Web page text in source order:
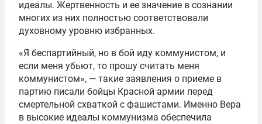
идеалы. Жертвенность и ее значение в сознании
многих из них полностью соответствовали
духовному уровню избранных.
«Я беспартийный, но в бой иду коммунистом, и
если меня убьют, то прошу считать меня
коммунистом», — такие заявления о приеме в
партию писали бойцы Красной армии перед
смертельной схваткой с фашистами. Именно Вера
в высокие идеалы коммунизма обеспечила